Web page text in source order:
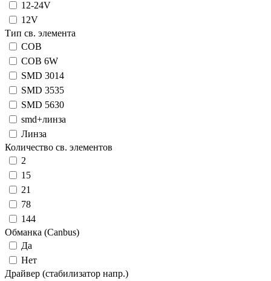
12-24V
12V
Тип св. элемента
COB
COB 6W
SMD 3014
SMD 3535
SMD 5630
smd+линза
Линза
Количество св. элементов
2
15
21
78
144
Обманка (Canbus)
Да
Нет
Драйвер (cтабилизатор напр.)